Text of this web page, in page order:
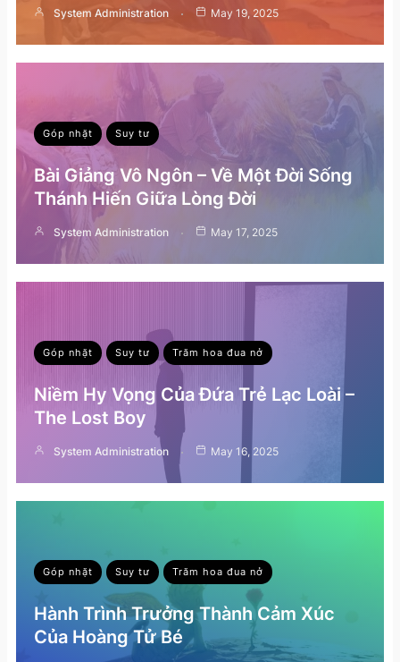
System Administration May 19, 2025
Góp nhặt Suy tư
Bài Giảng Vô Ngôn – Về Một Đời Sống
Thánh Hiến Giữa Lòng Đời
System Administration May 17, 2025
Góp nhặt Suy tư Trăm hoa đua nở
Niềm Hy Vọng Của Đứa Trẻ Lạc Loài –
The Lost Boy
System Administration May 16, 2025
Góp nhặt Suy tư Trăm hoa đua nở
Hành Trình Trưởng Thành Cảm Xúc
Của Hoàng Tử Bé